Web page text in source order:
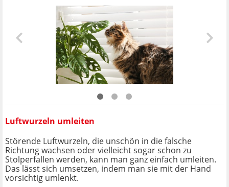
Luftwurzeln umleiten
Störende Luftwurzeln, die unschön in die falsche
Richtung wachsen oder vielleicht sogar schon zu
Stolperfallen werden, kann man ganz einfach umleiten.
Das lässt sich umsetzen, indem man sie mit der Hand
vorsichtig umlenkt.